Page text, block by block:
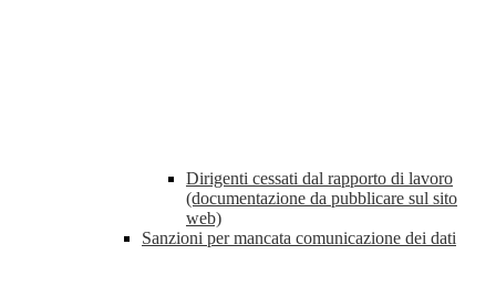
Dirigenti cessati dal rapporto di lavoro
(documentazione da pubblicare sul sito
web)
Sanzioni per mancata comunicazione dei dati